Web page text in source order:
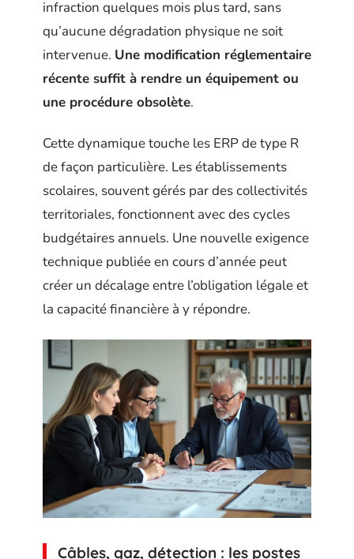
infraction quelques mois plus tard, sans
qu’aucune dégradation physique ne soit
intervenue. Une modification réglementaire
récente suffit à rendre un équipement ou
une procédure obsolète.
Cette dynamique touche les ERP de type R
de façon particulière. Les établissements
scolaires, souvent gérés par des collectivités
territoriales, fonctionnent avec des cycles
budgétaires annuels. Une nouvelle exigence
technique publiée en cours d’année peut
créer un décalage entre l’obligation légale et
la capacité financière à y répondre.
Câbles, gaz, détection : les postes